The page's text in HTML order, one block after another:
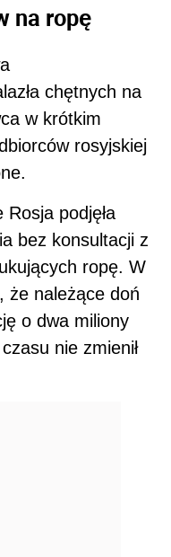
na ropę
chętnych na
w krótkim
rosyjskiej
podjęła
bez konsultacji z
ropę. W
że należące doń
o dwa miliony
nie zmienił